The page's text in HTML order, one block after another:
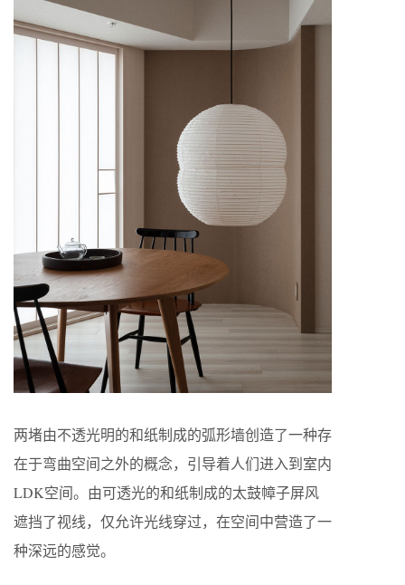
两堵由不透光明的和纸制成的弧形墙创造了一种存
在于弯曲空间之外的概念，引导着人们进入到室内
LDK空间。由可透光的和纸制成的太鼓幛子屏风
遮挡了视线，仅允许光线穿过，在空间中营造了一
种深远的感觉。